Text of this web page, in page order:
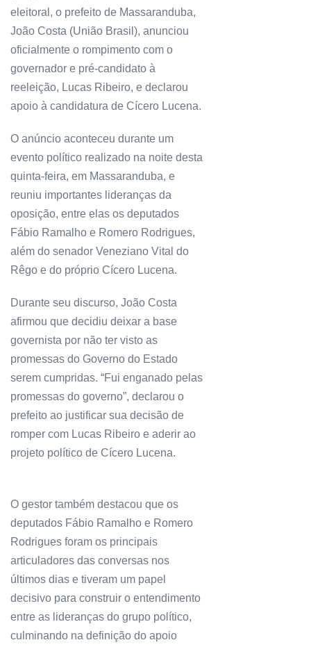
eleitoral, o prefeito de Massaranduba,
João Costa (União Brasil), anunciou
oficialmente o rompimento com o
governador e pré-candidato à
reeleição, Lucas Ribeiro, e declarou
apoio à candidatura de Cícero Lucena.
O anúncio aconteceu durante um
evento político realizado na noite desta
quinta-feira, em Massaranduba, e
reuniu importantes lideranças da
oposição, entre elas os deputados
Fábio Ramalho e Romero Rodrigues,
além do senador Veneziano Vital do
Rêgo e do próprio Cícero Lucena.
Durante seu discurso, João Costa
afirmou que decidiu deixar a base
governista por não ter visto as
promessas do Governo do Estado
serem cumpridas. “Fui enganado pelas
promessas do governo”, declarou o
prefeito ao justificar sua decisão de
romper com Lucas Ribeiro e aderir ao
projeto político de Cícero Lucena.
O gestor também destacou que os
deputados Fábio Ramalho e Romero
Rodrigues foram os principais
articuladores das conversas nos
últimos dias e tiveram um papel
decisivo para construir o entendimento
entre as lideranças do grupo político,
culminando na definição do apoio